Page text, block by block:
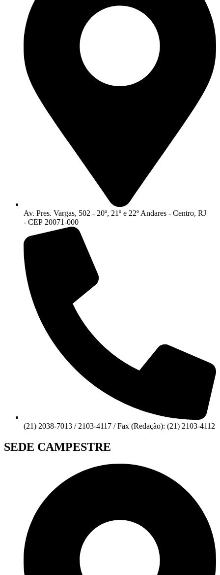
Av. Pres. Vargas, 502 - 20º, 21º e 22º Andares - Centro, RJ
- CEP 20071-000
(21) 2038-7013 / 2103-4117 / Fax (Redação): (21) 2103-4112
SEDE CAMPESTRE